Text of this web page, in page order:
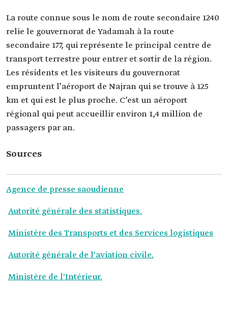
La route connue sous le nom de route secondaire 1240
relie le gouvernorat de Yadamah à la route
secondaire 177, qui représente le principal centre de
transport terrestre pour entrer et sortir de la région.
Les résidents et les visiteurs du gouvernorat
empruntent l’aéroport de Najran qui se trouve à 125
km et qui est le plus proche. C’est un aéroport
régional qui peut accueillir environ 1,4 million de
passagers par an.
Sources
Agence de presse saoudienne
Autorité générale des statistiques.
Ministère des Transports et des Services logistiques
Autorité générale de l'aviation civile.
Ministère de l'Intérieur.